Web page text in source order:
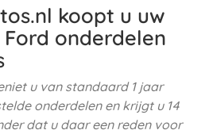
koopt u uw
onderdelen
u van standaard 1 jaar
onderdelen en krijgt u 14
dat u daar een reden voor